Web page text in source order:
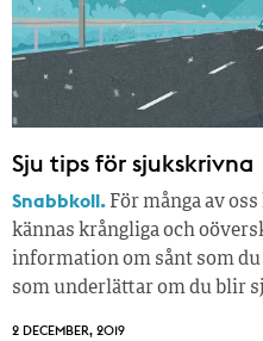
Sju tips för sjukskrivna
Snabbkoll. För många av
kännas krångliga och
information om sånt som
som underlättar om du blir
2 DECEMBER, 2019